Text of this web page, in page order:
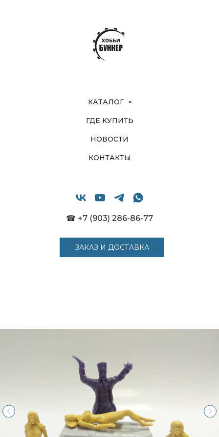
КАТАЛОГ
ГДЕ КУПИТЬ
НОВОСТИ
КОНТАКТЫ
☎ +7 (903) 286-86-77
ЗАКАЗ И ДОСТАВКА